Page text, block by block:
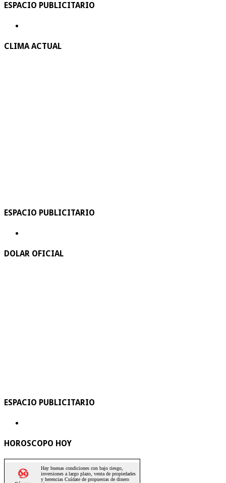
ESPACIO PUBLICITARIO
CLIMA ACTUAL
ESPACIO PUBLICITARIO
DOLAR OFICIAL
ESPACIO PUBLICITARIO
HOROSCOPO HOY